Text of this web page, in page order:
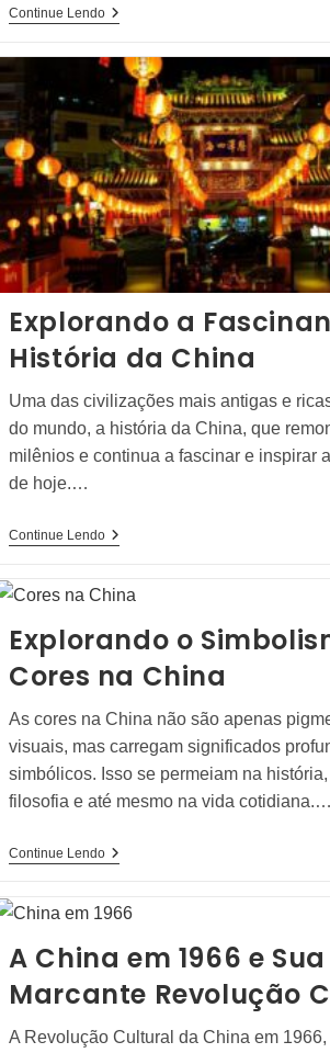
Continue LendoInglês
–
Principais
Diferenças
Explorando a
História da China
Uma das civilizações mais antigas e
do mundo, a história da China, que
milênios e continua a fascinar e inspirar
de hoje.…
Continue LendoExplorando
História
Da
Explorando o
Cores na China
As cores na China não são apenas
visuais, mas carregam significados
simbólicos. Isso se permeiam na
filosofia e até mesmo na vida cotidiana.…
Continue LendoExplorando
Das
Cores
China
A China em 1966 e Sua
Marcante Revolução
A Revolução Cultural da China em